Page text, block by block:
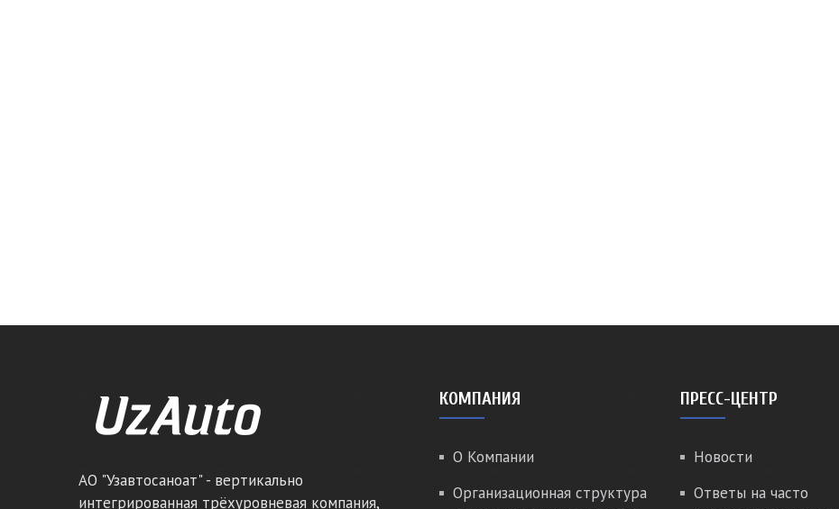
АО "Узавтосаноат" - вертикально
интегрированная трёхуровневая компания,
КОМПАНИЯ
О Компании
Организационная структура
ПРЕСС-ЦЕНТР
Новости
Ответы на часто